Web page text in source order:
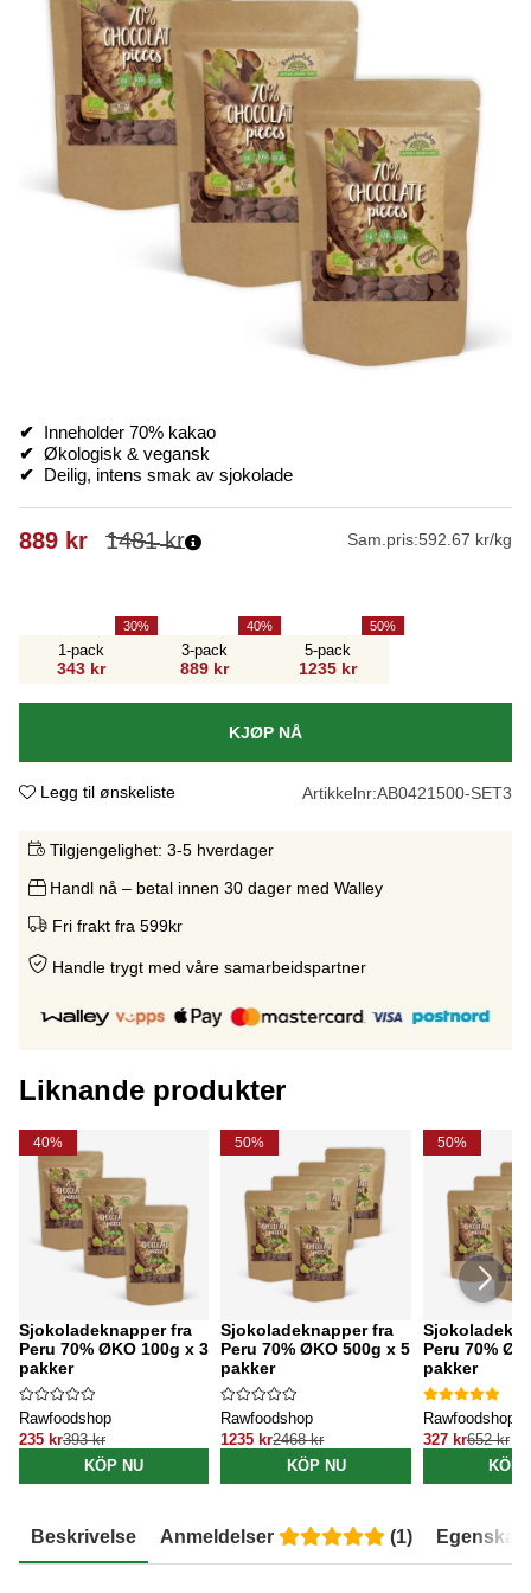
✔ Inneholder 70% kakao
✔ Økologisk & vegansk
✔ Deilig, intens smak av sjokolade
1481kr
889 kr Sam.pris:592.67 kr/kg
1-pack
343 kr
30
3-pack
889 kr
40
5-pack
1235 kr
50
KJØP NÅ
Legg til ønskeliste Artikkelnr:AB0421500-SET3
Tilgjengelighet: 3-5 hverdager
Handl nå – betal innen 30 dager med Walley
Fri frakt fra 599kr
Handle trygt med våre samarbeidspartner
Liknande produkter
40%
Sjokoladeknapper fra
Peru 70% ØKO 100g x 3
pakker
Rawfoodshop
235 kr393 kr
KÖP NU
50%
Sjokoladeknapper fra
Peru 70% ØKO 500g x 5
pakker
Rawfoodshop
1235 kr2468 kr
KÖP NU
50%
Peru 70%
pakker
Rawfoodshop
327 kr652 kr
KÖP
Beskrivelse Anmeldelser (1)